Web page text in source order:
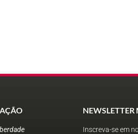
NEWSLETTER
Inscreva-se em